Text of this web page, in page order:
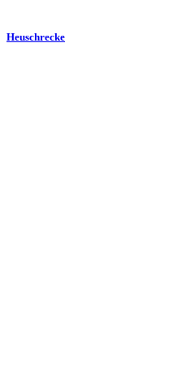
Heuschrecke